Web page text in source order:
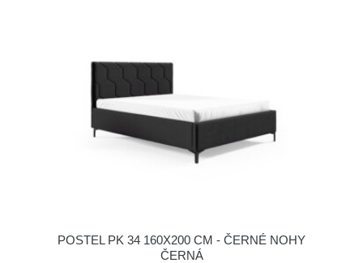
POSTEL PK 34 160X200 CM - ČERNÉ NOHY
ČERNÁ